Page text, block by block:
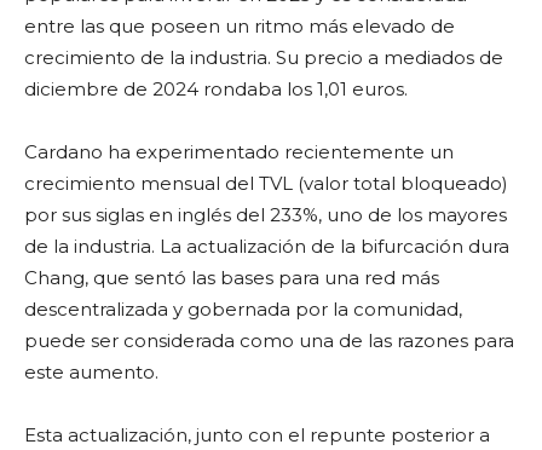
entre las que poseen un ritmo más elevado de
crecimiento de la industria. Su precio a mediados de
diciembre de 2024 rondaba los 1,01 euros.
Cardano ha experimentado recientemente un
crecimiento mensual del TVL (valor total bloqueado)
por sus siglas en inglés del 233%, uno de los mayores
de la industria. La actualización de la bifurcación dura
Chang, que sentó las bases para una red más
descentralizada y gobernada por la comunidad,
puede ser considerada como una de las razones para
este aumento.
Esta actualización, junto con el repunte posterior a